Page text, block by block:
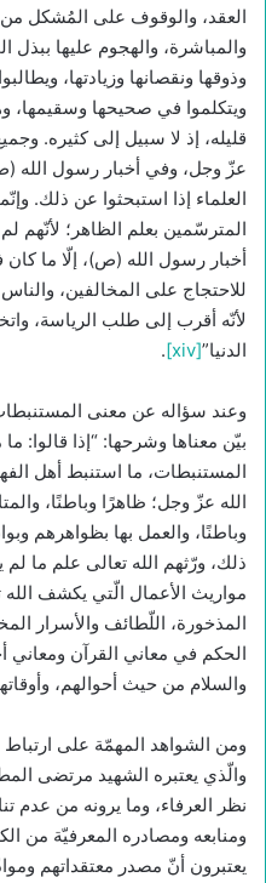
العقد، والوقوف على المُشكل من
والمباشرة، والهجوم عليها
وذوقها ونقصانها وزيادتها،
ويتكلموا في صحيحها وسقيمها،
قليله، إذ لا سبيل إلى كثيره.
عزّ وجل، وفي أخبار رسول الله
العلماء إذا استبحثوا عن ذلك.
المترسّمين بعلم الظاهر؛ لأنّهم
أخبار رسول الله (ص)، إلّا ما كان
للاحتجاج على المخالفين،
لأنّه أقرب إلى طلب الرياسة،
الدنيا”[xiv]
.
وعند سؤاله عن معنى
بيّن معناها وشرحها: “إذا قالوا:
المستنبطات، ما استنبط أهل
الله عزّ وجل؛ ظاهرًا وباطنًا،
وباطنًا، والعمل بها بظواهرهم
ذلك، ورّثهم الله تعالى علم ما
مواريث الأعمال الّتي يكشف
المذخورة، اللّطائف والأسرار
الحكم في معاني القرآن ومعاني
والسلام من حيث أحوالهم،
ومن الشواهد المهمّة على ارتباط
والّذي يعتبره الشهيد مرتضى
نظر العرفاء، وما يرونه من عدم
ومنابعه ومصادره المعرفيّة من
يعتبرون أنّ مصدر معتقداتهم